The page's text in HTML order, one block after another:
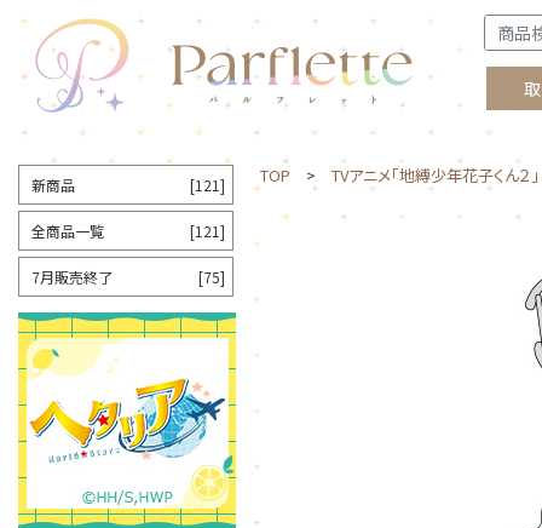
TOP > TVアニメ「地縛少年花子くん２」
新商品 [121]
全商品一覧 [121]
7月販売終了 [75]